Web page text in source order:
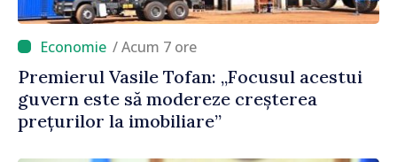
/ Acum 7 ore
Premierul Vasile Tofan: „Focusul acestui
guvern este să modereze creșterea
prețurilor la imobiliare”